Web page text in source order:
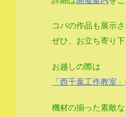
コバの作品も展示さ
ぜひ、お立ち寄り下
お越しの際は
「西千葉工作教室」
機材の揃った素敵な